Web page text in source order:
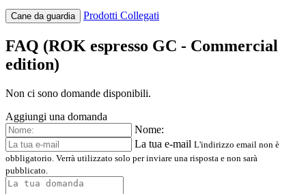
Cane da guardia Prodotti Collegati
FAQ (ROK espresso GC - Commercial
edition)
Non ci sono domande disponibili.
Aggiungi una domanda
Nome:
La tua e-mail L'indirizzo email non è
obbligatorio. Verrà utilizzato solo per inviare una risposta e non sarà
pubblicato.